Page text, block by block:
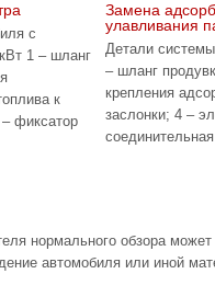
с
1 – шланг
к
фиксатор
Замена
улавливания
Детали
– шланг
крепления
заслонки; 4 –
нормального обзора может
автомобиля или иной